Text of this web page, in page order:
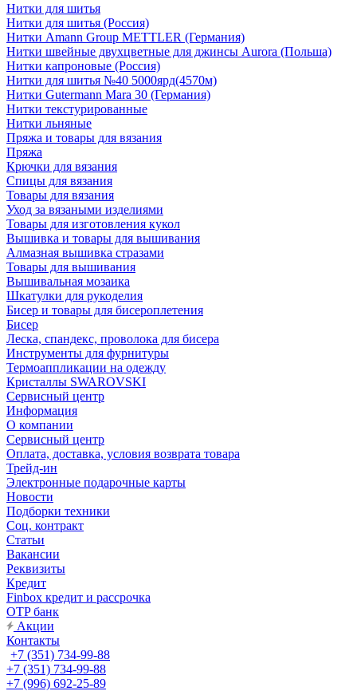
Нитки для шитья
Нитки для шитья (Россия)
Нитки Amann Group METTLER (Германия)
Нитки швейные двухцветные для джинсы Aurora (Польша)
Нитки капроновые (Россия)
Нитки для шитья №40 5000ярд(4570м)
Нитки Gutermann Mara 30 (Германия)
Нитки текстурированные
Нитки льняные
Пряжа и товары для вязания
Пряжа
Крючки для вязания
Спицы для вязания
Товары для вязания
Уход за вязаными изделиями
Товары для изготовления кукол
Вышивка и товары для вышивания
Алмазная вышивка стразами
Товары для вышивания
Вышивальная мозаика
Шкатулки для рукоделия
Бисер и товары для бисероплетения
Бисер
Леска, спандекс, проволока для бисера
Инструменты для фурнитуры
Термоаппликации на одежду
Кристаллы SWAROVSKI
Сервисный центр
Информация
О компании
Сервисный центр
Оплата, доставка, условия возврата товара
Трейд-ин
Электронные подарочные карты
Новости
Подборки техники
Соц. контракт
Статьи
Вакансии
Реквизиты
Кредит
Finbox кредит и рассрочка
OTP банк
Акции
Контакты
+7 (351) 734-99-88
+7 (351) 734-99-88
+7 (996) 692-25-89